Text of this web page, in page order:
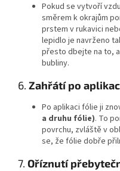
Pokud se vytvoří
směrem k okrajům
prstem v rukavici
lepidlo je navrženo
přesto dbejte na to,
bubliny.
6. Zahřátí po
Po aplikaci fólie ji
a druhu fólie). To
povrchu, zvláště v
se, že fólie dobře
7. Oříznutí